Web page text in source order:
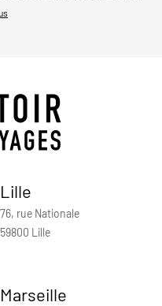
Lille
76, rue Nationale
59800 Lille
Marseille